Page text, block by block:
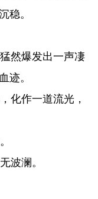
稳。
然爆发出一声凄
迹。
化作一道流光，
波澜。